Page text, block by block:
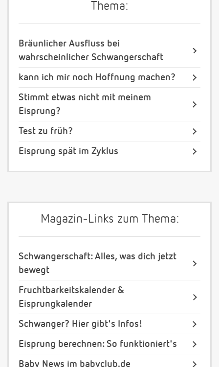
Thema:
Bräunlicher Ausfluss bei
wahrscheinlicher Schwangerschaft
kann ich mir noch Hoffnung machen?
Stimmt etwas nicht mit meinem
Eisprung?
Test zu früh?
Eisprung spät im Zyklus
Magazin-Links zum Thema:
Schwangerschaft: Alles, was dich jetzt
bewegt
Fruchtbarkeitskalender &
Eisprungkalender
Schwanger? Hier gibt's Infos!
Eisprung berechnen: So funktioniert's
Baby News im babyclub.de